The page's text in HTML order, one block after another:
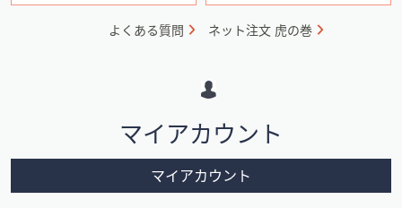
ン
よくある質問 ネット注文 虎の巻
マイアカウント
マイアカウント